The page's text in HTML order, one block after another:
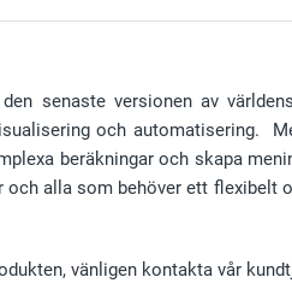
senaste versionen av
och automatisering.
beräkningar och skapa
och alla som behöver ett flexibelt
vänligen kontakta vår